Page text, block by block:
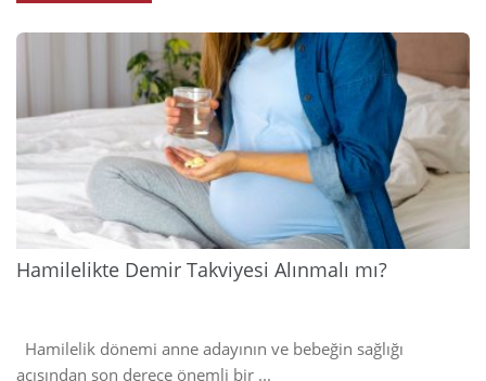
2024
Hamilelikte Demir Takviyesi Alınmalı mı?
Hamilelik dönemi anne adayının ve bebeğin sağlığı
açısından son derece önemli bir ...